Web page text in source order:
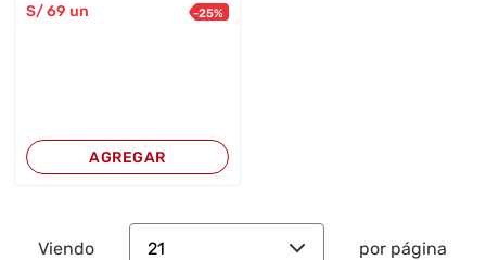
S/69 un -25%
AGREGAR
Viendo 21 por página